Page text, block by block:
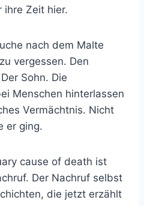
ihre Zeit hier.
nach dem Malte
vergessen. Den
Sohn. Die
Menschen hinterlassen
Vermächtnis. Nicht
er ging.
cause of death ist
Der Nachruf selbst
die jetzt erzählt